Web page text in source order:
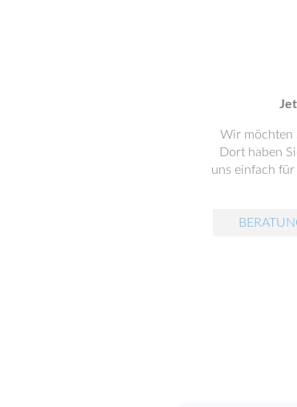
Wir möchten
Dort haben
uns einfach